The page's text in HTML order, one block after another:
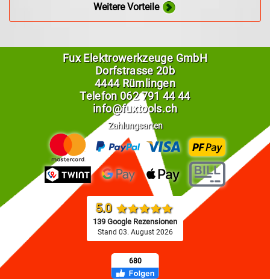
Weitere Vorteile
Fux Elektrowerkzeuge GmbH
Dorfstrasse 20b
4444 Rümlingen
Telefon 062 791 44 44
info@fuxtools.ch
Zahlungsarten
5.0
139 Google Rezensionen
Stand 03. August 2026
680